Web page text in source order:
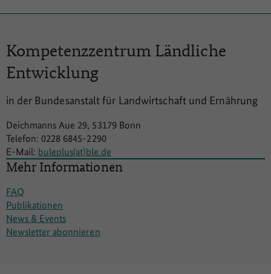
Kompetenzzentrum Ländliche
Entwicklung
in der Bundesanstalt für Landwirtschaft und Ernährung
Deichmanns Aue 29, 53179 Bonn
Telefon: 0228 6845-2290
E-Mail: buleplus(at)ble.de
Mehr Informationen
FAQ
Publikationen
News & Events
Newsletter abonnieren